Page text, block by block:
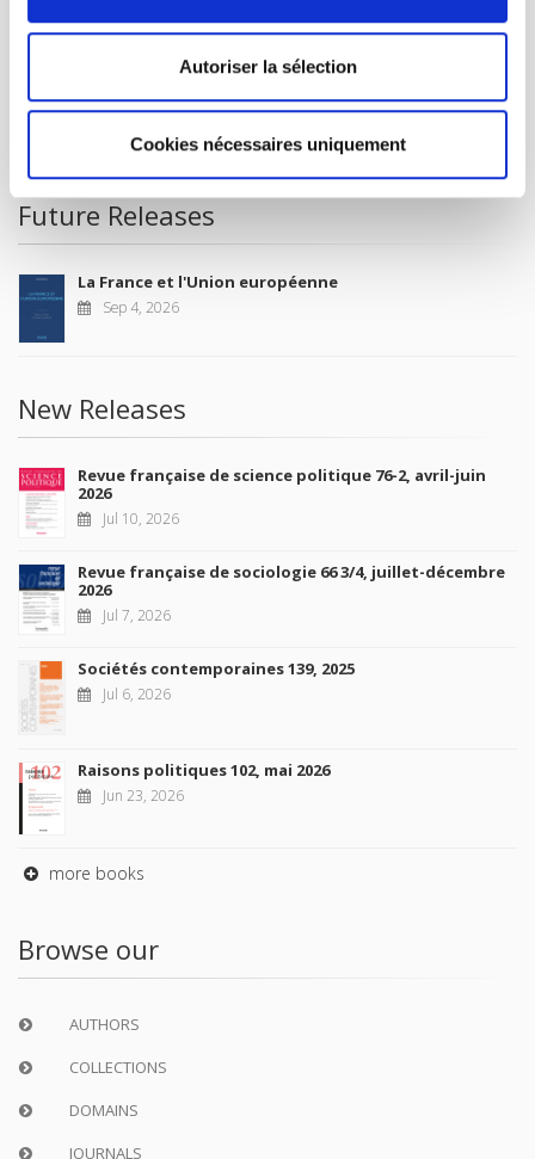
Autoriser la sélection
Cookies nécessaires uniquement
FOREIGN RIGHTS
CONDITIONS OF SALE
Future Releases
La France et l'Union européenne
Sep 4, 2026
New Releases
Revue française de science politique 76-2, avril-juin
2026
Jul 10, 2026
Revue française de sociologie 66 3/4, juillet-décembre
2026
Jul 7, 2026
Sociétés contemporaines 139, 2025
Jul 6, 2026
Raisons politiques 102, mai 2026
Jun 23, 2026
more books
Browse our
AUTHORS
COLLECTIONS
DOMAINS
JOURNALS